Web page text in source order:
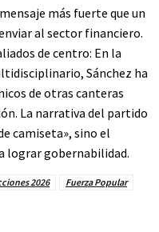
más fuerte que un
al sector financiero.
de centro: En la
Sánchez ha
de otras canteras
La narrativa del partido
camiseta», sino el
lograr gobernabilidad.
2026
Fuerza Popular